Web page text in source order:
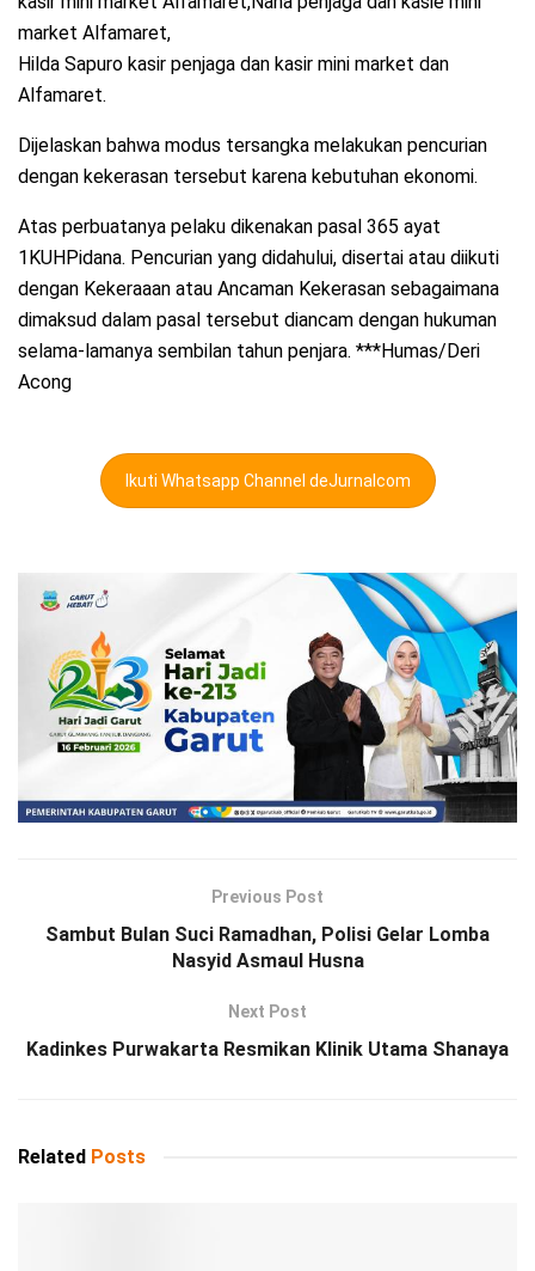
market Alfamaret,
Hilda Sapuro kasir penjaga dan kasir mini market dan
Alfamaret.
Dijelaskan bahwa modus tersangka melakukan pencurian
dengan kekerasan tersebut karena kebutuhan ekonomi.
Atas perbuatanya pelaku dikenakan pasal 365 ayat
1KUHPidana. Pencurian yang didahului, disertai atau diikuti
dengan Kekeraaan atau Ancaman Kekerasan sebagaimana
dimaksud dalam pasal tersebut diancam dengan hukuman
selama-lamanya sembilan tahun penjara. ***Humas/Deri
Acong
Ikuti Whatsapp Channel deJurnalcom
Previous Post
Sambut Bulan Suci Ramadhan, Polisi Gelar Lomba
Nasyid Asmaul Husna
Next Post
Kadinkes Purwakarta Resmikan Klinik Utama Shanaya
Related Posts